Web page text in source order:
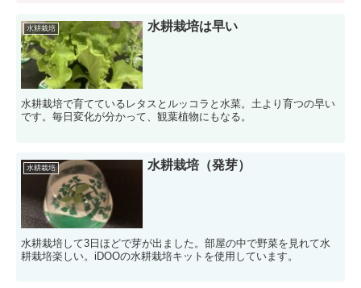
水耕栽培 水耕栽培は早い
水耕栽培で育てているレタスとルッコラと水菜。土より育つの早い
です。毎日変化が分かって、観葉植物にもなる。
水耕栽培 水耕栽培（発芽）
水耕栽培して3日ほどで芽が出ました。部屋の中で野菜を見れて水
耕栽培楽しい。iDOOの水耕栽培キットを使用しています。